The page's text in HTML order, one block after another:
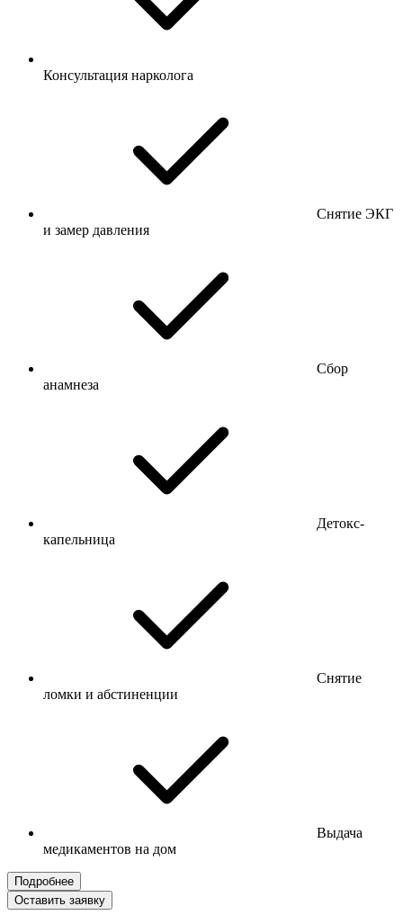
Консультация нарколога
Снятие ЭКГ
и замер давления
Сбор
анамнеза
Детокс-
капельница
Снятие
ломки и абстиненции
Выдача
медикаментов на дом
Подробнее
Оставить заявку